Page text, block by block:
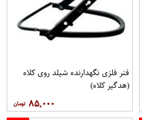
فنر فلزی نگهدارنده شیلد روی کلاه
(هدگیر کلاه)
۸۵,۰۰۰